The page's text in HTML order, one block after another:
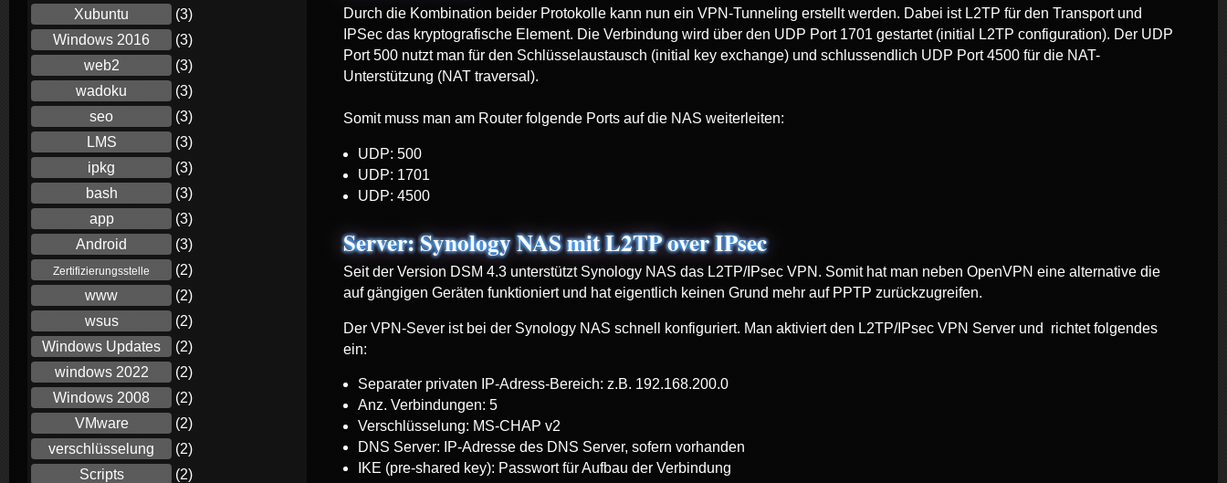
Durch die Kombination beider Protokolle kann nun ein VPN-Tunneling erstellt werden. Dabei ist L2TP für den Transport und
IPSec das kryptografische Element. Die Verbindung wird über den UDP Port 1701 gestartet (initial L2TP configuration). Der UDP
Port 500 nutzt man für den Schlüsselaustausch (initial key exchange) und schlussendlich UDP Port 4500 für die NAT-
Unterstützung (NAT traversal).
Somit muss man am Router folgende Ports auf die NAS weiterleiten:
UDP: 500
UDP: 1701
UDP: 4500
Server: Synology NAS mit L2TP over IPsec
Seit der Version DSM 4.3 unterstützt Synology NAS das L2TP/IPsec VPN. Somit hat man neben OpenVPN eine alternative die
auf gängigen Geräten funktioniert und hat eigentlich keinen Grund mehr auf PPTP zurückzugreifen.
Der VPN-Sever ist bei der Synology NAS schnell konfiguriert. Man aktiviert den L2TP/IPsec VPN Server und richtet folgendes
ein:
Separater privaten IP-Adress-Bereich: z.B. 192.168.200.0
Anz. Verbindungen: 5
Verschlüsselung: MS-CHAP v2
DNS Server: IP-Adresse des DNS Server, sofern vorhanden
IKE (pre-shared key): Passwort für Aufbau der Verbindung
Xubuntu
(3)
Windows 2016
(3)
web2
(3)
wadoku
(3)
seo
(3)
LMS
(3)
ipkg
(3)
bash
(3)
app
(3)
Android
(3)
Zertifizierungsstelle
(2)
www
(2)
wsus
(2)
Windows Updates
(2)
windows 2022
(2)
Windows 2008
(2)
VMware
(2)
verschlüsselung
(2)
Scripts
(2)